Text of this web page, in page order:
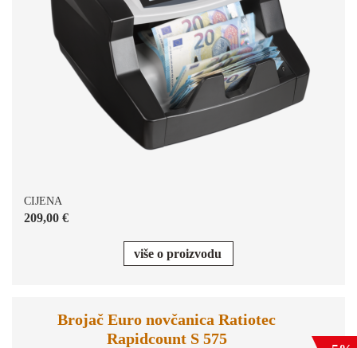
CIJENA
209,00 €
više o proizvodu
Brojač Euro novčanica Ratiotec
Rapidcount S 575